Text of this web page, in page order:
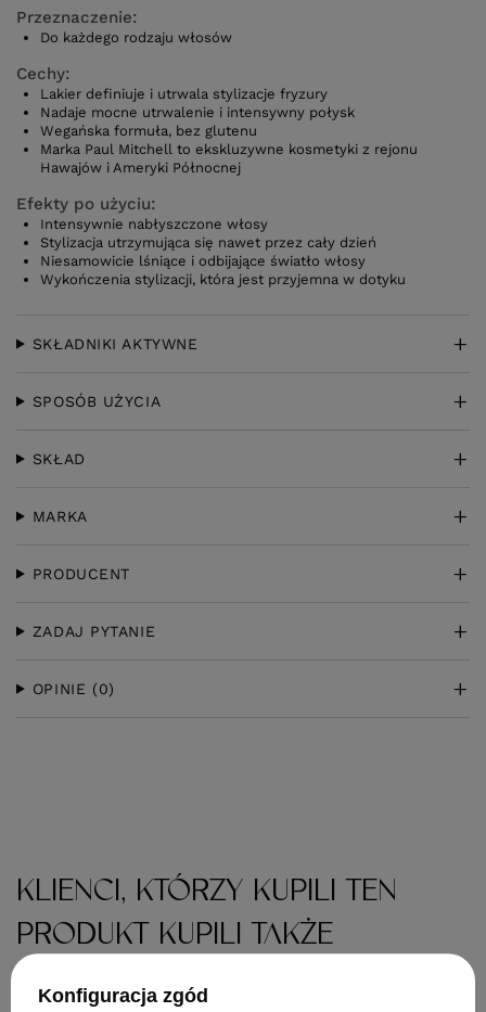
Przeznaczenie:
Do każdego rodzaju włosów
Cechy:
Lakier definiuje i utrwala stylizacje fryzury
Nadaje mocne utrwalenie i intensywny połysk
Wegańska formuła, bez glutenu
Marka Paul Mitchell to ekskluzywne kosmetyki z rejonu
Hawajów i Ameryki Północnej
Efekty po użyciu:
Intensywnie nabłyszczone włosy
Stylizacja utrzymująca się nawet przez cały dzień
Niesamowicie lśniące i odbijające światło włosy
Wykończenia stylizacji, która jest przyjemna w dotyku
SKŁADNIKI AKTYWNE
SPOSÓB UŻYCIA
SKŁAD
MARKA
PRODUCENT
ZADAJ PYTANIE
OPINIE (0)
KLIENCI, KTÓRZY KUPILI TEN
PRODUKT KUPILI TAKŻE
Konfiguracja zgód